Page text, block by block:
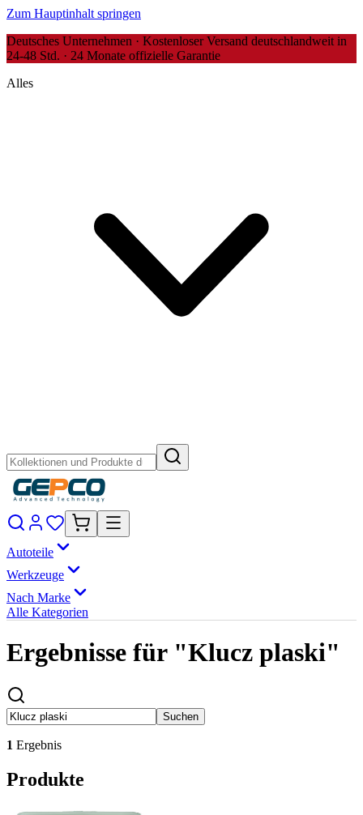
Zum Hauptinhalt springen
Deutsches Unternehmen · Kostenloser Versand deutschlandweit in
24-48 Std. · 24 Monate offizielle Garantie
Alles
Autoteile
Werkzeuge
Nach Marke
Alle Kategorien
Ergebnisse für "Klucz plaski"
Suchen
1 Ergebnis
Produkte